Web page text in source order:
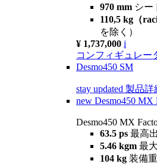
970 mm シー
110,5 kg（
を除く）
¥ 1,737,000 i
コンフィギュレー
Desmo450 SM
stay updated 製品詳
new Desmo450 MX
Desmo450 MX
63.5 ps 最高
5.46 kgm 最
104 kg 装備